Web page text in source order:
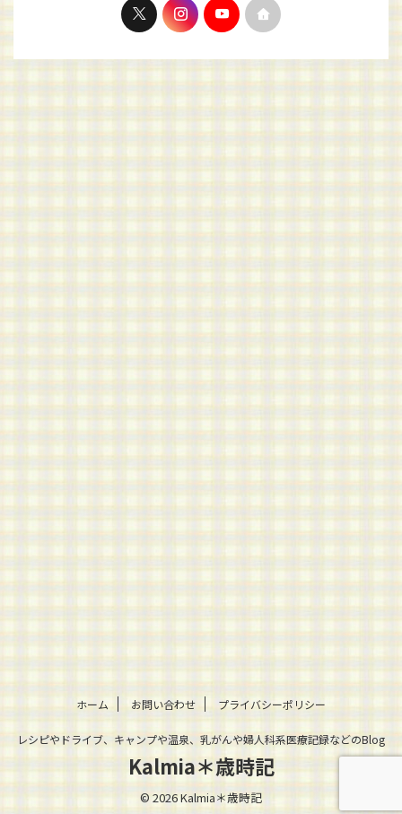
ホーム お問い合わせ プライバシーポリシー
レシピやドライブ、キャンプや温泉、乳がんや婦人科系医療記録などのBlog
Kalmia＊歳時記
© 2026 Kalmia＊歳時記